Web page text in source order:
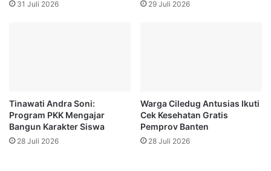
31 Juli 2026 29 Juli 2026
Tinawati Andra Soni:
Program PKK Mengajar
Bangun Karakter Siswa
28 Juli 2026
Warga Ciledug Antusias Ikuti
Cek Kesehatan Gratis
Pemprov Banten
28 Juli 2026